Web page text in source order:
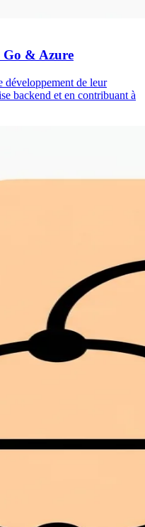
Go & Azure
développement de leur
backend et en contribuant à